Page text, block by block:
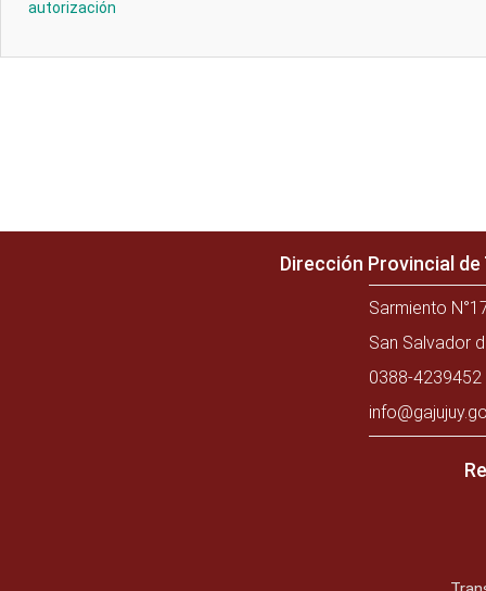
autorización
Dirección Provincial
Sarmiento
San Salvador
0388-